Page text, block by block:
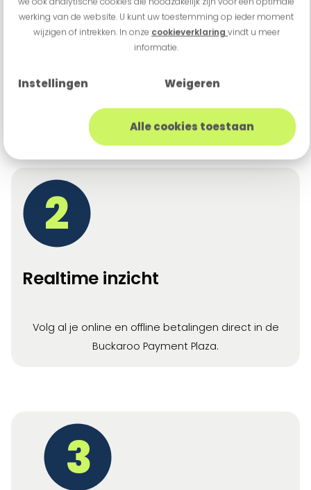
werking van de website. U kunt uw toestemming op ieder moment
wijzigen of intrekken. In onze cookieverklaring vindt u meer
informatie.
Instellingen Weigeren
Alle cookies toestaan
1
Vlotte klantbeleving
Consistente betaalervaring over alle kanalen.
2
Realtime inzicht
Volg al je online en offline betalingen direct in de
Buckaroo Payment Plaza.
3